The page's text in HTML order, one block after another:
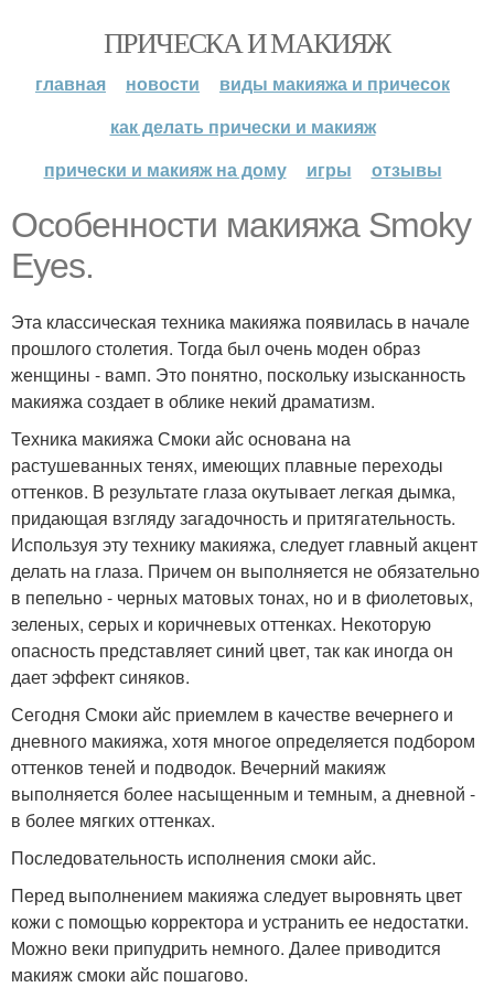
ПРИЧЕСКА И МАКИЯЖ
главная новости
виды макияжа и причесок
как делать прически и макияж
прически и макияж на дому
игры отзывы
Особенности макияжа Smoky
Eyes.
Эта классическая техника макияжа появилась в начале
прошлого столетия. Тогда был очень моден образ
женщины - вамп. Это понятно, поскольку изысканность
макияжа создает в облике некий драматизм.
Техника макияжа Смоки айс основана на
растушеванных тенях, имеющих плавные переходы
оттенков. В результате глаза окутывает легкая дымка,
придающая взгляду загадочность и притягательность.
Используя эту технику макияжа, следует главный акцент
делать на глаза. Причем он выполняется не обязательно
в пепельно - черных матовых тонах, но и в фиолетовых,
зеленых, серых и коричневых оттенках. Некоторую
опасность представляет синий цвет, так как иногда он
дает эффект синяков.
Сегодня Смоки айс приемлем в качестве вечернего и
дневного макияжа, хотя многое определяется подбором
оттенков теней и подводок. Вечерний макияж
выполняется более насыщенным и темным, а дневной -
в более мягких оттенках.
Последовательность исполнения смоки айс.
Перед выполнением макияжа следует выровнять цвет
кожи с помощью корректора и устранить ее недостатки.
Можно веки припудрить немного. Далее приводится
макияж смоки айс пошагово.